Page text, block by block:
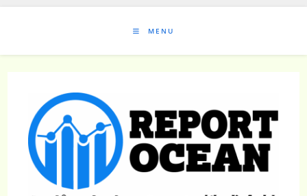
MENU